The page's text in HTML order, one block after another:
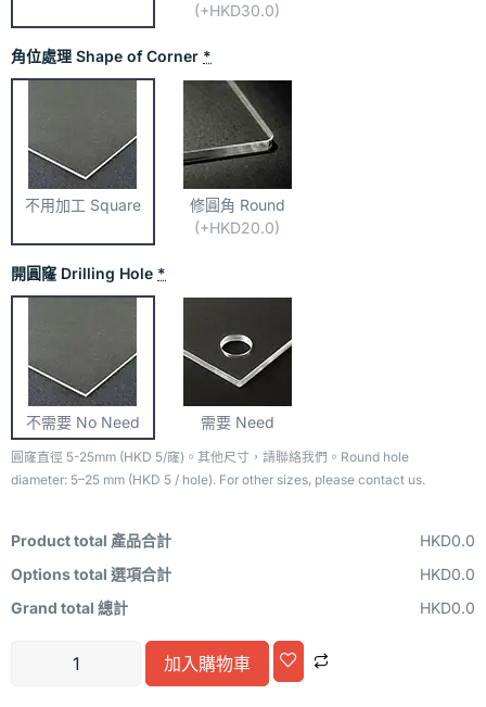
(+HKD30.0)
角位處理 Shape of Corner *
不用加工 Square
修圓角 Round
(+HKD20.0)
開圓窿 Drilling Hole *
不需要 No Need 需要 Need
圓窿直徑 5-25mm (HKD 5/窿)。其他尺寸，請聯絡我們。Round hole
diameter: 5–25 mm (HKD 5 / hole). For other sizes, please contact us.
Product total 產品合計
HKD0.0
Options total 選項合計
HKD0.0
Grand total 總計
HKD0.0
加入購物車